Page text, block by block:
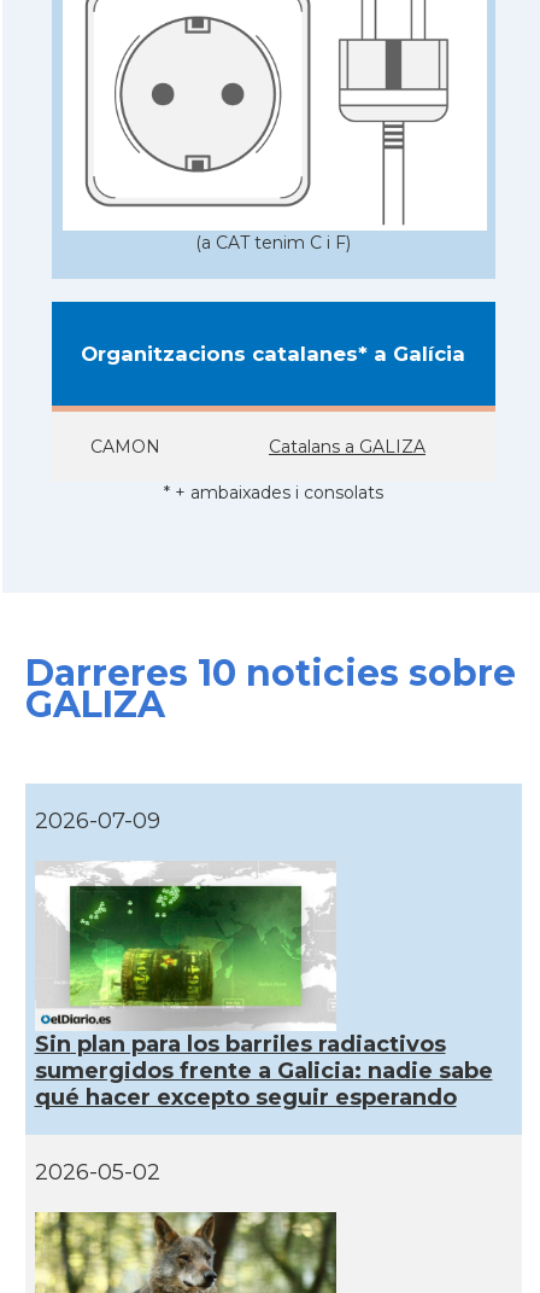
(a CAT tenim C i F)
Organitzacions catalanes* a Galícia
CAMON Catalans a GALIZA
* + ambaixades i consolats
Darreres 10 noticies sobre
GALIZA
2026-07-09
Sin plan para los barriles radiactivos
sumergidos frente a Galicia: nadie sabe
qué hacer excepto seguir esperando
2026-05-02